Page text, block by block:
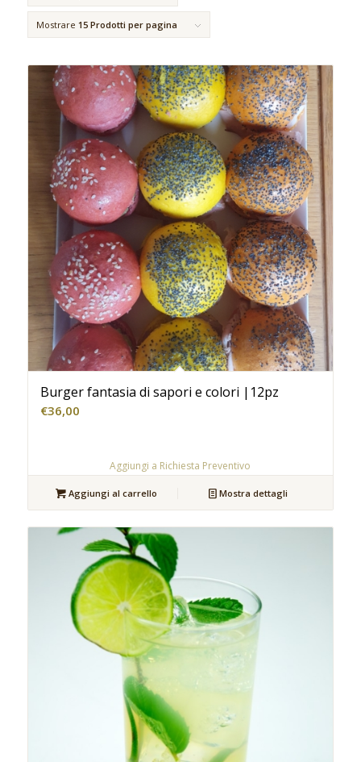
Mostrare 15 Prodotti per pagina
Burger fantasia di sapori e colori |12pz
€36,00
Aggiungi a Richiesta Preventivo
Aggiungi al carrello Mostra dettagli